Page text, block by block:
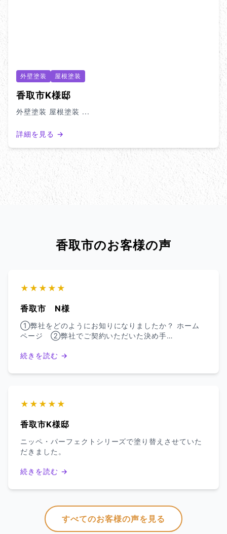
外壁塗装 屋根塗装
香取市K様邸
外壁塗装 屋根塗装 ...
詳細を見る →
香取市のお客様の声
★★★★★
香取市 N様
①弊社をどのようにお知りになりましたか？ ホーム
ページ ②弊社でご契約いただいた決め手…
続きを読む →
★★★★★
香取市K様邸
ニッペ・パーフェクトシリーズで塗り替えさせていた
だきました。
続きを読む →
すべてのお客様の声を見る